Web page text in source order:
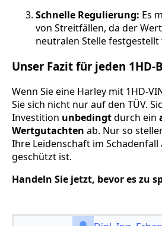
Schnelle Regulierung: Es
von Streitfällen, da der
neutralen Stelle festgestellt
Unser Fazit für jeden 1HD-
Wenn Sie eine Harley mit 1HD-
Sie sich nicht nur auf den TÜV.
Investition unbedingtdurch ein
Wertgutachten ab. Nur so
Ihre Leidenschaft im Schadenfall
geschützt ist.
Handeln Sie jetzt, bevor es zu